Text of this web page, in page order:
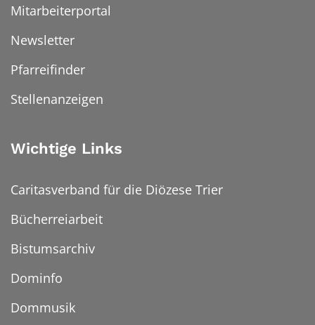
Mitarbeiterportal
Newsletter
Pfarreifinder
Stellenanzeigen
Wichtige Links
Caritasverband für die Diözese Trier
Bücherreiarbeit
Bistumsarchiv
Dominfo
Dommusik